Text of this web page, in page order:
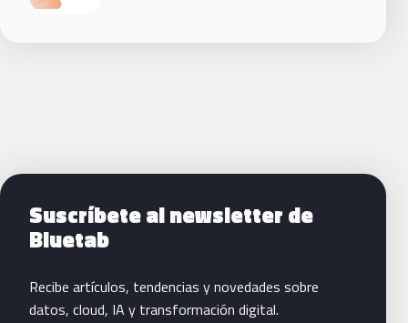
Siguientes pasos con Bluetab
Suscríbete al newsletter de
Bluetab
Recibe artículos, tendencias y novedades sobre
datos, cloud, IA y transformación digital.